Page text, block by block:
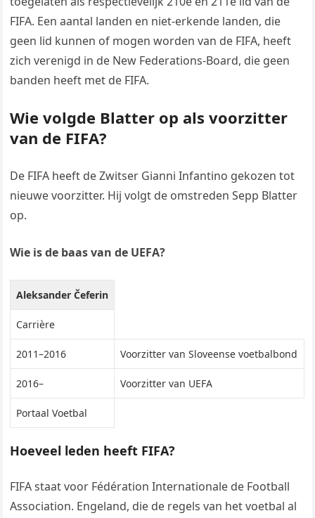
FIFA. Een aantal landen en niet-erkende landen, die
geen lid kunnen of mogen worden van de FIFA, heeft
zich verenigd in de New Federations-Board, die geen
banden heeft met de FIFA.
Wie volgde Blatter op als voorzitter
van de FIFA?
De FIFA heeft de Zwitser Gianni Infantino gekozen tot
nieuwe voorzitter. Hij volgt de omstreden Sepp Blatter
op.
Wie is de baas van de UEFA?
Aleksander Čeferin
Carrière
2011–2016 Voorzitter van Sloveense voetbalbond
2016– Voorzitter van UEFA
Portaal Voetbal
Hoeveel leden heeft FIFA?
FIFA staat voor Fédération Internationale de Football
Association. Engeland, die de regels van het voetbal al